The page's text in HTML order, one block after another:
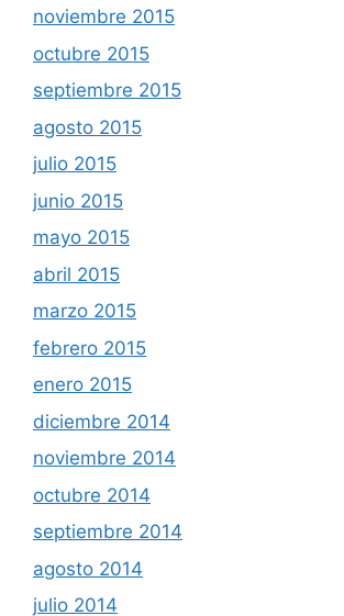
noviembre 2015
octubre 2015
septiembre 2015
agosto 2015
julio 2015
junio 2015
mayo 2015
abril 2015
marzo 2015
febrero 2015
enero 2015
diciembre 2014
noviembre 2014
octubre 2014
septiembre 2014
agosto 2014
julio 2014